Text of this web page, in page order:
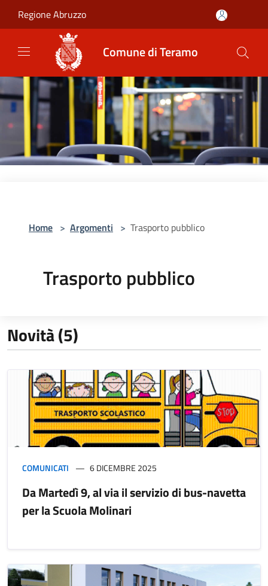
Regione Abruzzo
Comune di Teramo
Home > Argomenti > Trasporto pubblico
Trasporto pubblico
Novità (5)
COMUNICATI 6 DICEMBRE 2025
Da Martedì 9, al via il servizio di bus-navetta
per la Scuola Molinari